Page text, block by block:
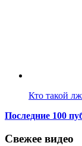
Кто такой
Последние 100
Свежее видео